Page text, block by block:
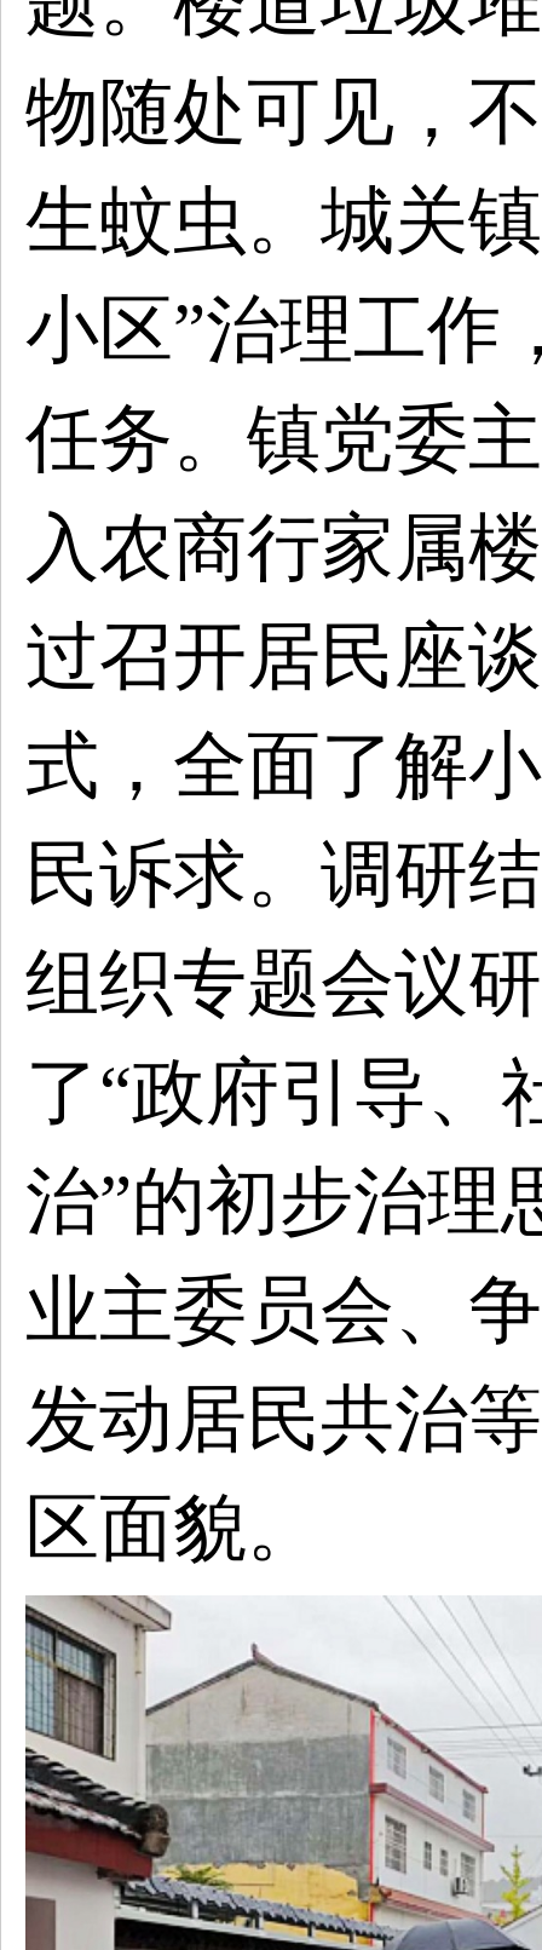
物随处可见，
生蚊虫。城关
小区”治理工作
任务。镇党委
入农商行家属
过召开居民座
式，全面了解
民诉求。调研
组织专题会议
了“政府引导、
治”的初步治理
业主委员会、
发动居民共治
区面貌。